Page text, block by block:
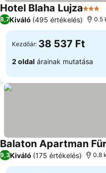
Hotel Blaha Lujza3
8,7Kiváló (495 értékelés) 0.5
Kezdőár: 38 537 Ft
2 oldal árainak mutatása
Balaton Apartman
9,3Kiváló (175 értékelés) 0.8